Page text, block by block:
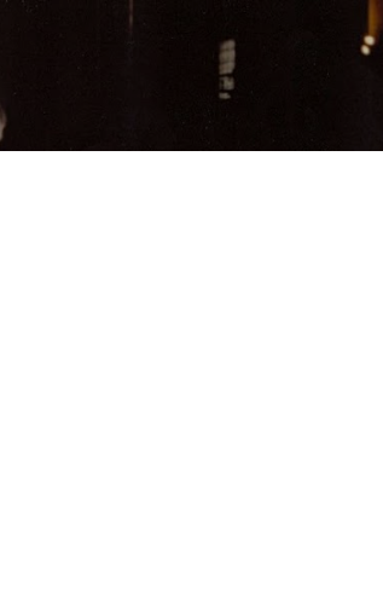
Passa ai contenuti principali